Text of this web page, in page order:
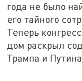
года не было
его тайного
Теперь
дом раскрыл
Трампа и